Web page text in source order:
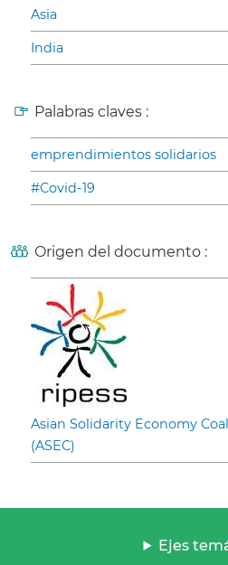
Asia
India
Palabras claves :
emprendimientos solidarios
#Covid-19
Origen del documento :
Asian Solidarity Economy
(ASEC)
Ejes